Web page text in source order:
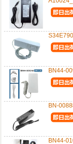
BN44-
BN-
BN44-